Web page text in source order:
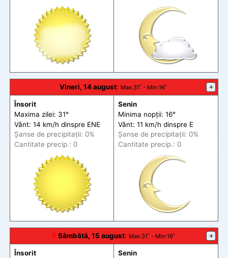
Vineri, 14 august: Max:31˚ - Min:16˚ +
Însorit
Maxima zilei: 31°
Vânt: 14 km/h dinspre ENE
Șanse de precipitații: 0%
Cantitate precip.: 0
Senin
Minima nopții: 16°
Vânt: 11 km/h dinspre E
Șanse de precipitații: 0%
Cantitate precip.: 0
🕆 Sâmbătă, 15 august: Max:31˚ - Min:16˚ +
Însorit
Senin